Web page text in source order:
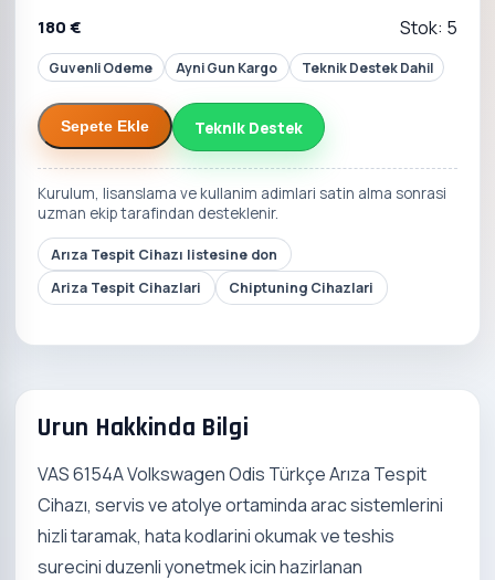
180 € Stok: 5
Guvenli Odeme Ayni Gun Kargo Teknik Destek Dahil
Sepete Ekle Teknik Destek
Kurulum, lisanslama ve kullanim adimlari satin alma sonrasi
uzman ekip tarafindan desteklenir.
Arıza Tespit Cihazı listesine don
Ariza Tespit Cihazlari
Chiptuning Cihazlari
Urun Hakkinda Bilgi
VAS 6154A Volkswagen Odis Türkçe Arıza Tespit
Cihazı, servis ve atolye ortaminda arac sistemlerini
hizli taramak, hata kodlarini okumak ve teshis
surecini duzenli yonetmek icin hazirlanan